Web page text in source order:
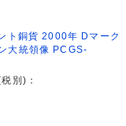
ト銅貨 2000年 Dマーク
大統領像 PCGS-
別)：